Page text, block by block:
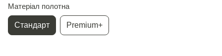
Матеріал полотна
Стандарт Premium+